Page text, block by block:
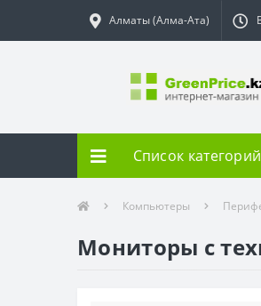
Алматы (Алма-Ата)
Список категорий
Компьютеры
Мониторы с